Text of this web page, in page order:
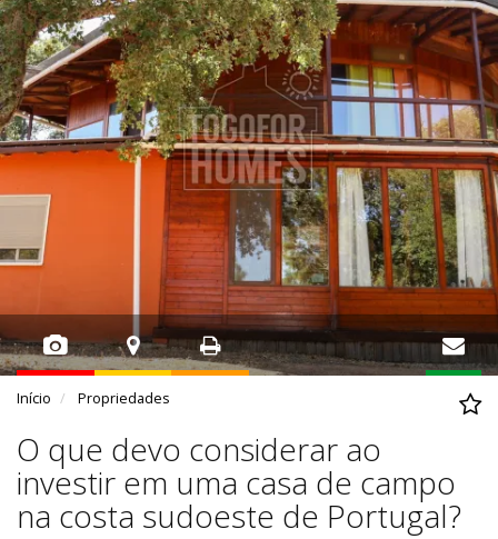
Início Propriedades
O que devo considerar ao
investir em uma casa de campo
na costa sudoeste de Portugal?